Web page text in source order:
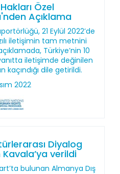
Özel
Açıklama
21 Eylül 2022’de
iletişimin tam metnini
Türkiye’nin 10
iletişimde değinilen
kaçındığı dile getirildi.
2022
Diyalog
verildi
bulunan Almanya Dış